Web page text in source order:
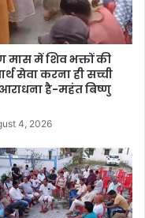
मास में शिव भक्तों की
सेवा करना ही सच्ची
है-महंत बिष्णु
4, 2026